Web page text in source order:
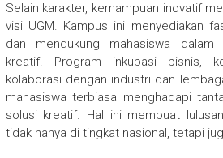
Selain karakter, kemampuan inovatif
visi UGM. Kampus ini menyediakan
dan mendukung mahasiswa dalam
kreatif. Program inkubasi bisnis,
kolaborasi dengan industri dan
mahasiswa terbiasa menghadapi
solusi kreatif. Hal ini membuat
tidak hanya di tingkat nasional, tetapi